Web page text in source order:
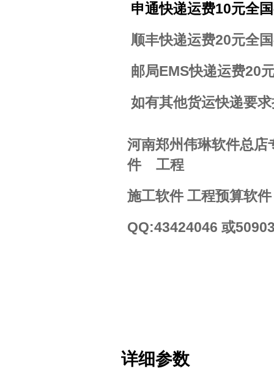
申通快递运费10元全
顺丰快递运费20元全
邮局EMS快递运费20
如有其他货运快递要
河南郑州伟琳软件总店
件 工程
施工软件 工程预算软
QQ:43424046 或
详细参数